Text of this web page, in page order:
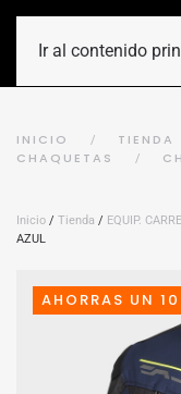
Ir al contenido
INICIO TIENDA
CHAQUETAS
Inicio / Tienda / EQUIP.
AZUL
AHORRAS UN